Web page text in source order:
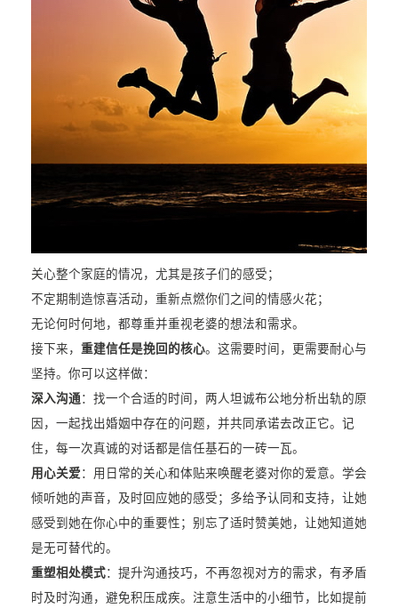
关心整个家庭的情况，尤其是孩子们的感受；
不定期制造惊喜活动，重新点燃你们之间的情感火花；
无论何时何地，都尊重并重视老婆的想法和需求。
接下来， 重建信任是挽回的核心。这需要时间，更需要耐心与
坚持。你可以这样做：
深入沟通 ：找一个合适的时间，两人坦诚布公地分析出轨的原
因，一起找出婚姻中存在的问题，并共同承诺去改正它。记
住，每一次真诚的对话都是信任基石的一砖一瓦。
用心关爱 ：用日常的关心和体贴来唤醒老婆对你的爱意。学会
倾听她的声音，及时回应她的感受；多给予认同和支持，让她
感受到她在你心中的重要性；别忘了适时赞美她，让她知道她
是无可替代的。
重塑相处模式：提升沟通技巧，不再忽视对方的需求，有矛盾
时及时沟通，避免积压成疾。注意生活中的小细节，比如提前